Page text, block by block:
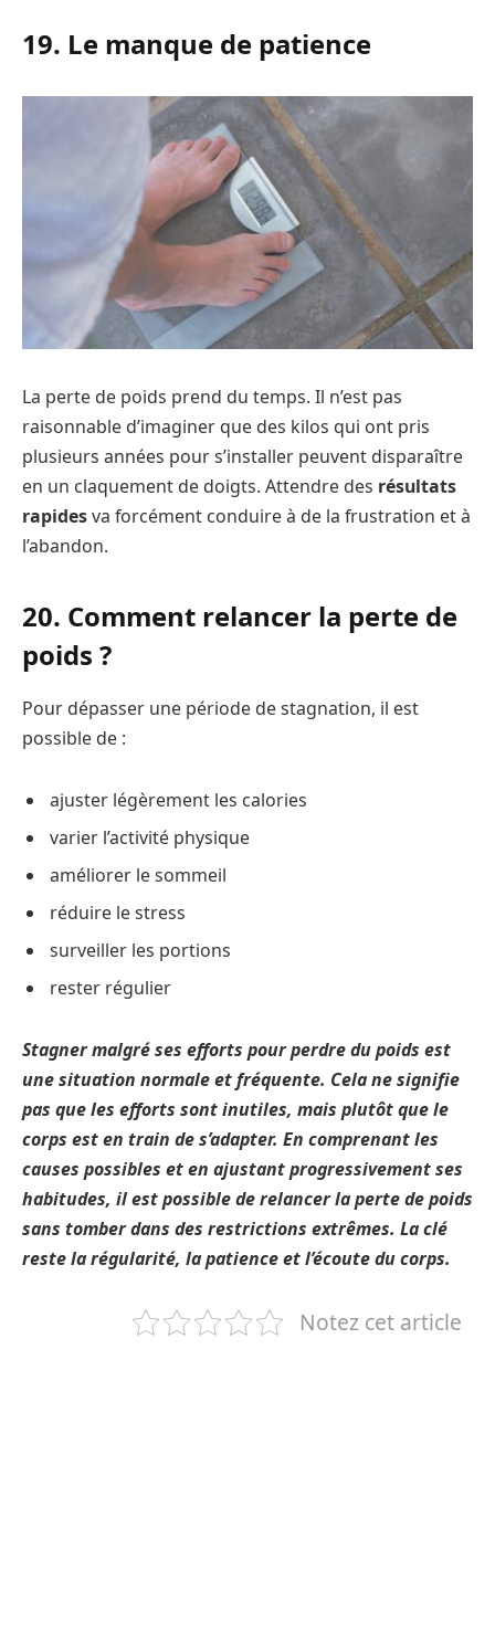
19. Le manque de patience
La perte de poids prend du temps. Il n’est pas
raisonnable d’imaginer que des kilos qui ont pris
plusieurs années pour s’installer peuvent disparaître
en un claquement de doigts. Attendre des résultats
rapidesva forcément conduire à de la frustration et à
l’abandon.
20. Comment relancer la perte de
poids ?
Pour dépasser une période de stagnation, il est
possible de :
ajuster légèrement les calories
varier l’activité physique
améliorer le sommeil
réduire le stress
surveiller les portions
rester régulier
Stagner malgré ses efforts pour perdre du poids est
une situation normale et fréquente. Cela ne signifie
pas que les efforts sont inutiles, mais plutôt que le
corps est en train de s’adapter. En comprenant les
causes possibles et en ajustant progressivement ses
habitudes, il est possible de relancer la perte de poids
sans tomber dans des restrictions extrêmes. La clé
reste la régularité, la patience et l’écoute du corps.
Notez cet article